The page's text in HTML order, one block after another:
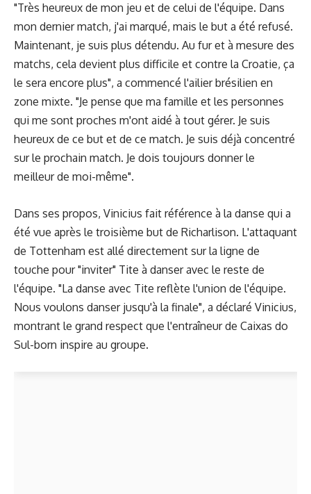
"Très heureux de mon jeu et de celui de l'équipe. Dans
mon dernier match, j'ai marqué, mais le but a été refusé.
Maintenant, je suis plus détendu. Au fur et à mesure des
matchs, cela devient plus difficile et contre la Croatie, ça
le sera encore plus", a commencé l'ailier brésilien en
zone mixte. "Je pense que ma famille et les personnes
qui me sont proches m'ont aidé à tout gérer. Je suis
heureux de ce but et de ce match. Je suis déjà concentré
sur le prochain match. Je dois toujours donner le
meilleur de moi-même".
Dans ses propos, Vinicius fait référence à la danse qui a
été vue après le troisième but de Richarlison. L'attaquant
de Tottenham est allé directement sur la ligne de
touche pour "inviter" Tite à danser avec le reste de
l'équipe. "La danse avec Tite reflète l'union de l'équipe.
Nous voulons danser jusqu'à la finale", a déclaré Vinicius,
montrant le grand respect que l'entraîneur de Caixas do
Sul-born inspire au groupe.